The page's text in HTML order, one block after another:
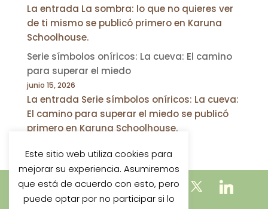
La entrada La sombra: lo que no quieres ver
de ti mismo se publicó primero en Karuna
Schoolhouse.
Serie símbolos oníricos: La cueva: El camino
para superar el miedo
junio 15, 2026
La entrada Serie símbolos oníricos: La cueva:
El camino para superar el miedo se publicó
primero en Karuna Schoolhouse.
Este sitio web utiliza cookies para
mejorar su experiencia. Asumiremos
que está de acuerdo con esto, pero
puede optar por no participar si lo